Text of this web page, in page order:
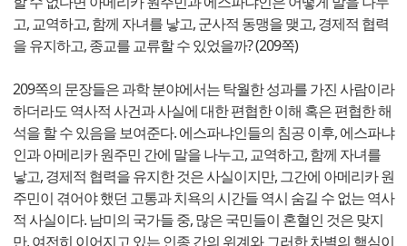
고, 교역하고, 함께 자녀를 낳고, 군사적 동맹을 맺고, 경제적 협력
을 유지하고, 종교를 교류할 수 있었을까? (209쪽)
209쪽의 문장들은 과학 분야에서는 탁월한 성과를 가진 사람이라
하더라도 역사적 사건과 사실에 대한 편협한 이해 혹은 편협한 해
석을 할 수 있음을 보여준다. 에스파냐인들의 침공 이후, 에스파냐
인과 아메리카 원주민 간에 말을 나누고, 교역하고, 함께 자녀를
낳고, 경제적 협력을 유지한 것은 사실이지만, 그간에 아메리카 원
주민이 겪어야 했던 고통과 치욕의 시간들 역시 숨길 수 없는 역사
적 사실이다. 남미의 국가들 중, 많은 국민들이 혼혈인 것은 맞지
만, 여전히 이어지고 있는 인종 간의 위계와 그러한 차별의 핵심이